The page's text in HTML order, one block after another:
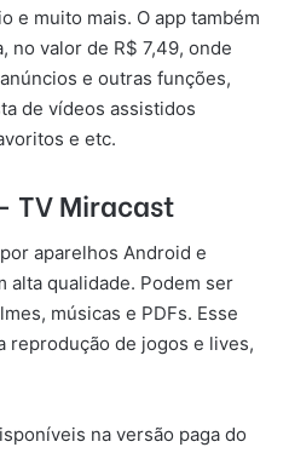
e muito mais. O app também
no valor de R$ 7,49, onde
e outras funções,
de vídeos assistidos
e etc.
TV Miracast
aparelhos Android e
alta qualidade. Podem ser
músicas e PDFs. Esse
reprodução de jogos e lives,
na versão paga do